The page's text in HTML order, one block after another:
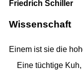
Friedrich Schiller
Wissenschaft
Einem ist sie die
Eine tüchtige Kuh,